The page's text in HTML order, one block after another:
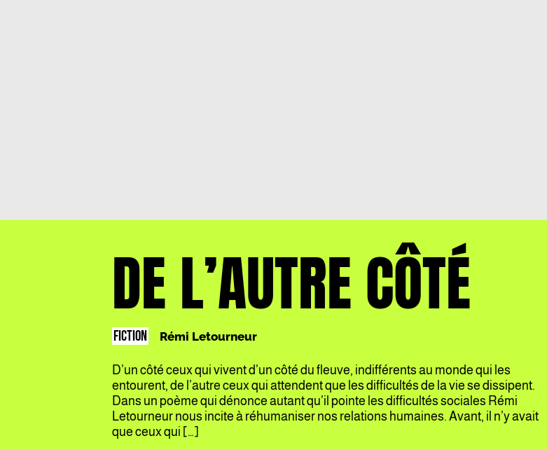
DE L’AUTRE CÔTÉ
FICTION Rémi Letourneur
D’un côté ceux qui vivent d’un côté du fleuve, indifférents au monde qui les
entourent, de l’autre ceux qui attendent que les difficultés de la vie se dissipent.
Dans un poème qui dénonce autant qu’il pointe les difficultés sociales Rémi
Letourneur nous incite à réhumaniser nos relations humaines. Avant, il n’y avait
que ceux qui […]